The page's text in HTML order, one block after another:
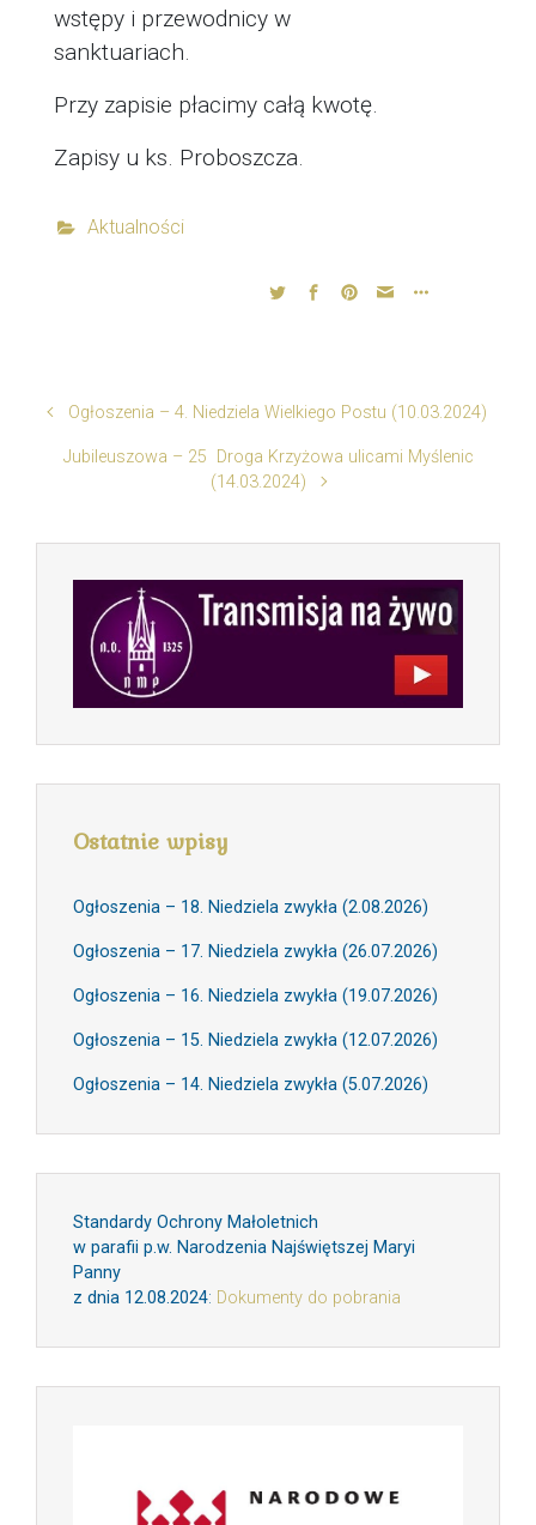
wstępy i przewodnicy w
sanktuariach.
Przy zapisie płacimy całą kwotę.
Zapisy u ks. Proboszcza.
Aktualności
Ogłoszenia – 4. Niedziela Wielkiego Postu (10.03.2024)
Jubileuszowa – 25 Droga Krzyżowa ulicami Myślenic
(14.03.2024)
Ostatnie wpisy
Ogłoszenia – 18. Niedziela zwykła (2.08.2026)
Ogłoszenia – 17. Niedziela zwykła (26.07.2026)
Ogłoszenia – 16. Niedziela zwykła (19.07.2026)
Ogłoszenia – 15. Niedziela zwykła (12.07.2026)
Ogłoszenia – 14. Niedziela zwykła (5.07.2026)
Standardy Ochrony Małoletnich
w parafii p.w. Narodzenia Najświętszej Maryi
Panny
z dnia 12.08.2024: Dokumenty do pobrania